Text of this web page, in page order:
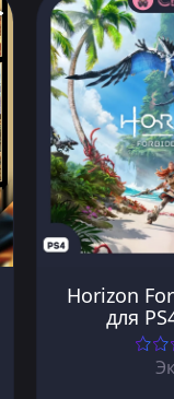
Horizon
для